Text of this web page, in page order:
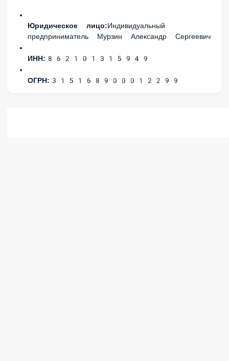
Юридическое лицо:Индивидуальный
предприниматель Мурзин Александр Сергеевич
ИНН:862101315949
ОГРН:315168900012299